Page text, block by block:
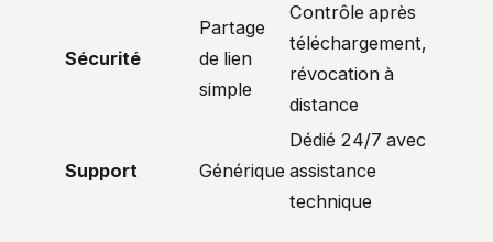
Sécurité
Partage
de lien
simple
Contrôle après
téléchargement,
révocation à
distance
Support Générique
Dédié 24/7 avec
assistance
technique